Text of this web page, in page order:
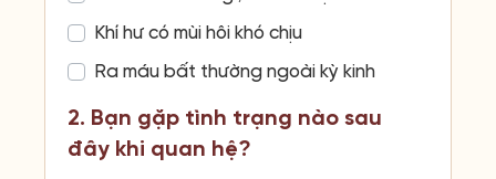
Khí hư có mùi hôi khó chịu
Ra máu bất thường ngoài kỳ kinh
2. Bạn gặp tình trạng nào sau
đây khi quan hệ?